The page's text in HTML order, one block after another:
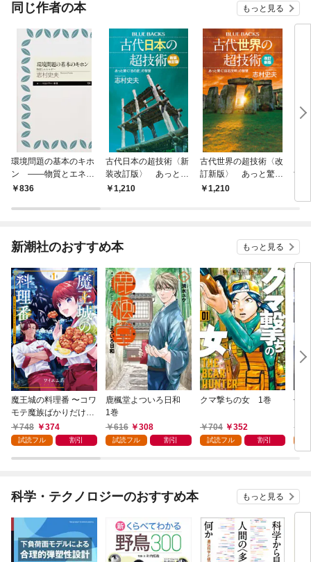
同じ作者の本 もっと見る
環境問題の基本のキホ
ン ――物質とエネル
ギー836
古代日本の超技術〈新
装改訂版〉 あっと驚
く「古の匠」の智慧
1,210
古代世界の超技術〈改
訂新版〉 あっと驚く
「巨石文明」の智慧
1,210
世
新潮社のおすすめ本 もっと見る
魔王城の料理番 〜コワ
モテ魔族ばかりだけ
ど、ホワイトな職場で
す〜 1巻
748 374
試読フル 割引
鹿楓堂よついろ日和
1巻
616
308
試読フル 割引
クマ撃ちの女 1巻
704 352
試読フル 割引
俺
科学・テクノロジーのおすすめ本 もっと見る